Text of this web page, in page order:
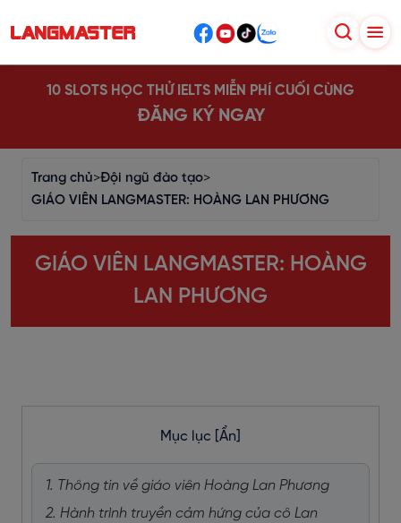
10 SLOTS HỌC THỬ IELTS MIỄN PHÍ CUỐI CÙNG
ĐĂNG KÝ NGAY
Trang chủ>Đội ngũ đào tạo>
GIÁO VIÊN LANGMASTER: HOÀNG LAN PHƯƠNG
GIÁO VIÊN LANGMASTER: HOÀNG
LAN PHƯƠNG
Mục lục [Ẩn]
1. Thông tin về giáo viên Hoàng Lan Phương
2. Hành trình truyền cảm hứng của cô Lan